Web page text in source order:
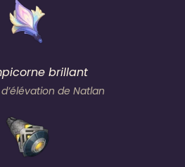
brillant
de Natlan